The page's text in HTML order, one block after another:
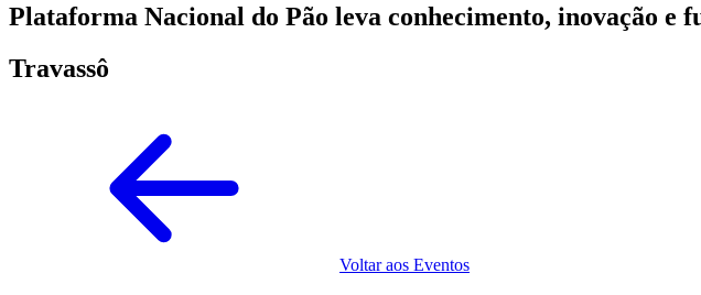
Plataforma Nacional do Pão leva conhecimento, inovação e
Travassô
Voltar aos Eventos